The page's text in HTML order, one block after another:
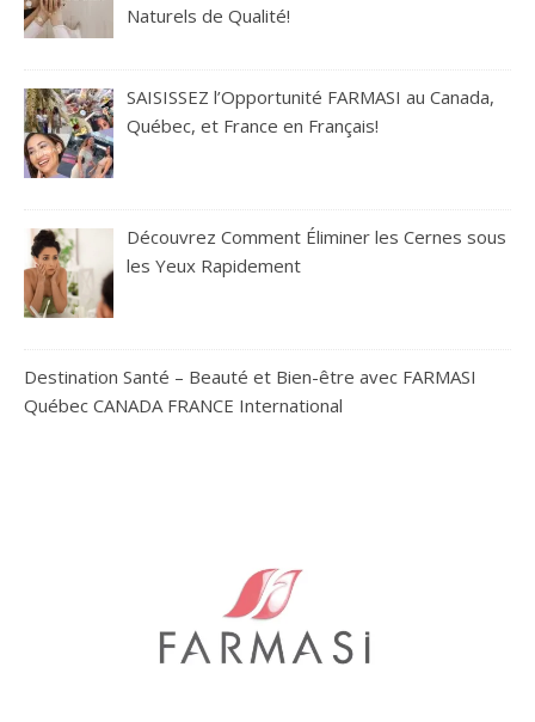
Naturels de Qualité!
SAISISSEZ l’Opportunité FARMASI au Canada,
Québec, et France en Français!
Découvrez Comment Éliminer les Cernes sous
les Yeux Rapidement
Destination Santé – Beauté et Bien-être avec FARMASI
Québec CANADA FRANCE International